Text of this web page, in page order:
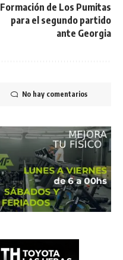
Formación de Los Pumitas
para el segundo partido
ante Georgia
No hay comentarios